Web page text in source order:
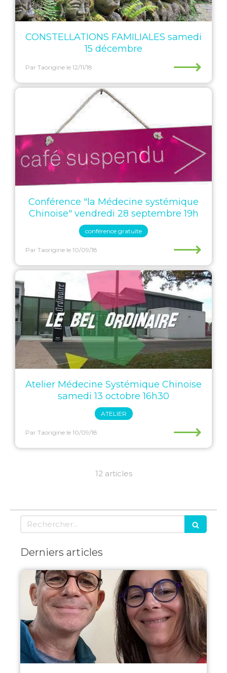
CONSTELLATIONS FAMILIALES samedi
15 décembre
Par Taorigine le 12/11/18 ⟶
Conférence "la Médecine systémique
Chinoise" vendredi 28 septembre 19h
conférence gratuite
Par Taorigine le 10/09/18 ⟶
Atelier Médecine Systémique Chinoise
samedi 13 octobre 16h30
ATELIER
Par Taorigine le 10/09/18 ⟶
12 articles
Rechercher
Derniers articles